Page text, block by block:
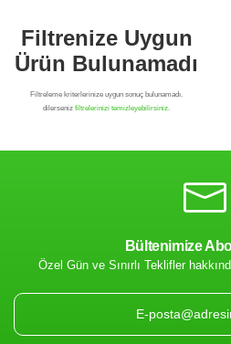
Bültenimize
Özel Gün ve Sınırlı Teklifler